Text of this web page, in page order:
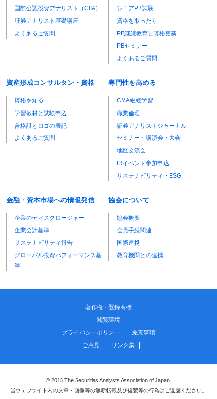
国際公認投資アナリスト（CIIA）
証券アナリスト基礎講座
よくあるご質問
シニアPB試験
資格を取ったら
PB継続教育と資格更新
PBセミナー
よくあるご質問
資産形成コンサルタント資格
資格を知る
学習教材と試験申込
合格証とロゴの表記
よくあるご質問
専門性を高める
CMA継続学習
職業倫理
証券アナリストジャーナル
セミナー・講演会・大会
地区交流会
IRイベント参加申込
サステナビリティ・ESG
金融・資本市場への情報発信
企業のディスクロージャー
企業会計基準
サステナビリティ報告
グローバル投資パフォーマンス基
準
協会について
協会概要
会員手続関連
国際連携
教育機関との連携
著作権・登録商標
閲覧環境
プライバシーポリシー
免責事項
ご意見
リンク集
© 2015 The Securities Analysts Association of Japan.
当ウェブサイト内の文章・画像等の無断転載及び複製等の行為はご遠慮ください。